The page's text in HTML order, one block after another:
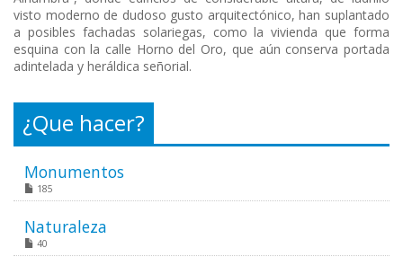
visto moderno de dudoso gusto arquitectónico, han suplantado
a posibles fachadas solariegas, como la vivienda que forma
esquina con la calle Horno del Oro, que aún conserva portada
adintelada y heráldica señorial.
¿Que hacer?
Monumentos
185
Naturaleza
40